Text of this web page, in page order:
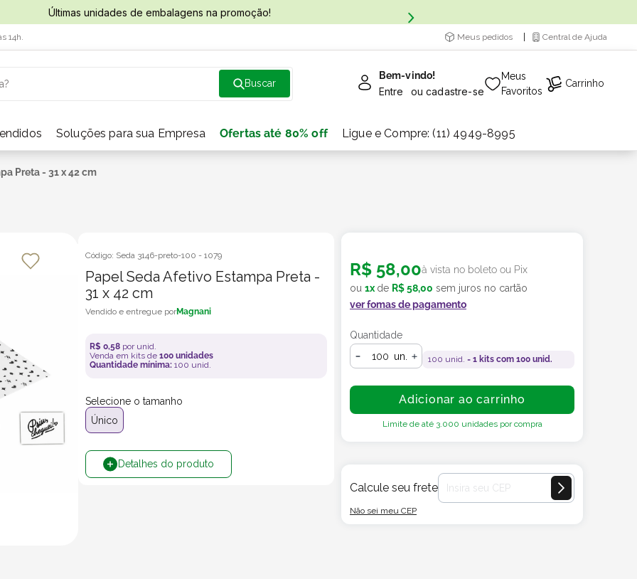
Últimas unidades de embalagens na promoção!
14h. Meus pedidos Central de Ajuda
Bem-vindo!
Entre ou cadastre-se
Meus
Favoritos
Carrinho
Soluções para sua Empresa Ofertas até 80% off Ligue e Compre: (11) 4949-8995
Preta - 31 x 42 cm
Código: Seda 3146-preto-100 - 1079
Papel Seda Afetivo Estampa Preta -
31 x 42 cm
Magnani
R$ 0,58 por unid.
Venda em kits de 100 unidades
Quantidade mínima: 100 unid.
Selecione o tamanho
Único
Detalhes do produto
R$ 58,00à vista no boleto ou Pix
ou 1x de R$58,00 sem juros no cartão
ver fomas de pagamento
Quantidade
un.
100 unid. = 1 kits com 100 unid.
Adicionar ao carrinho
Limite de até 3.000 unidades por compra
Calcule seu frete
Não sei meu CEP